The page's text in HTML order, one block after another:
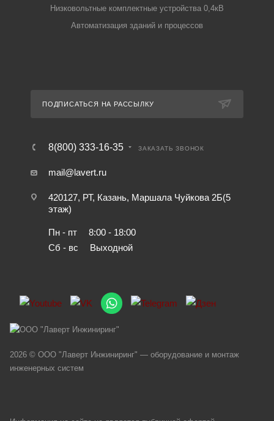
Низковольтные комплектные устройства 0,4кВ
Автоматизация зданий и процессов
ПОДПИСАТЬСЯ НА РАССЫЛКУ
8(800) 333-16-35 ЗАКАЗАТЬ ЗВОНОК
mail@lavert.ru
420127, РТ, Казань, Маршала Чуйкова 2Б(5
этаж)
Пн - пт
8:00 - 18:00
Сб - вс
Выходной
2026 © ООО "Лаверт Инжиниринг" — оборудование и монтаж
инженерных систем